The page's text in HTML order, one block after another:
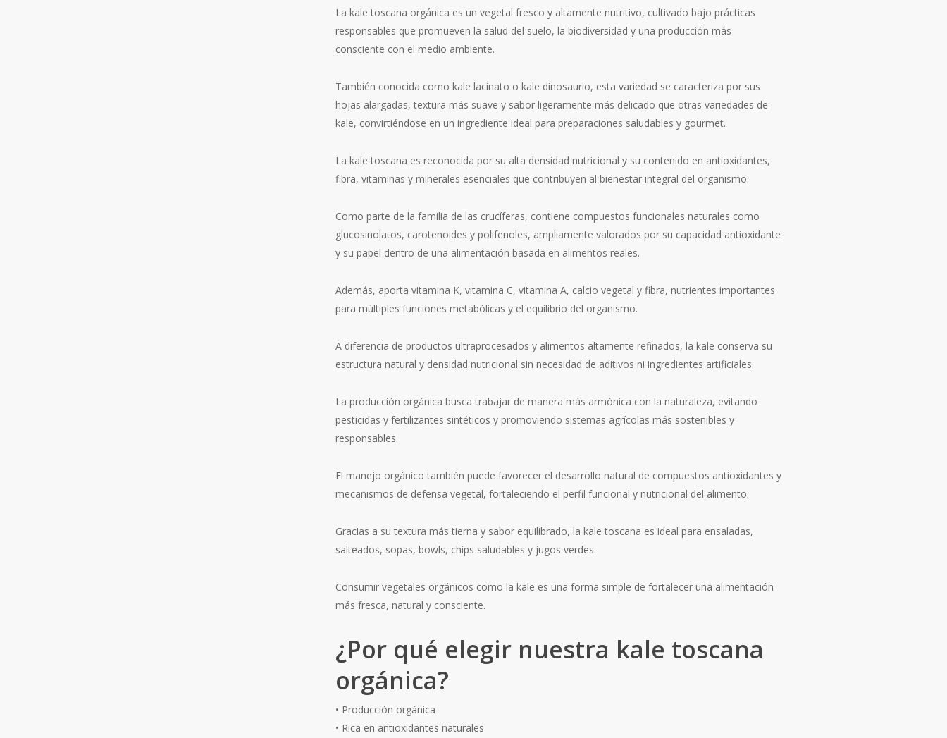
La kale toscana orgánica es un vegetal fresco y altamente nutritivo, cultivado bajo prácticas
responsables que promueven la salud del suelo, la biodiversidad y una producción más
consciente con el medio ambiente.
También conocida como kale lacinato o kale dinosaurio, esta variedad se caracteriza por sus
hojas alargadas, textura más suave y sabor ligeramente más delicado que otras variedades de
kale, convirtiéndose en un ingrediente ideal para preparaciones saludables y gourmet.
La kale toscana es reconocida por su alta densidad nutricional y su contenido en antioxidantes,
fibra, vitaminas y minerales esenciales que contribuyen al bienestar integral del organismo.
Como parte de la familia de las crucíferas, contiene compuestos funcionales naturales como
glucosinolatos, carotenoides y polifenoles, ampliamente valorados por su capacidad antioxidante
y su papel dentro de una alimentación basada en alimentos reales.
Además, aporta vitamina K, vitamina C, vitamina A, calcio vegetal y fibra, nutrientes importantes
para múltiples funciones metabólicas y el equilibrio del organismo.
A diferencia de productos ultraprocesados y alimentos altamente refinados, la kale conserva su
estructura natural y densidad nutricional sin necesidad de aditivos ni ingredientes artificiales.
La producción orgánica busca trabajar de manera más armónica con la naturaleza, evitando
pesticidas y fertilizantes sintéticos y promoviendo sistemas agrícolas más sostenibles y
responsables.
El manejo orgánico también puede favorecer el desarrollo natural de compuestos antioxidantes y
mecanismos de defensa vegetal, fortaleciendo el perfil funcional y nutricional del alimento.
Gracias a su textura más tierna y sabor equilibrado, la kale toscana es ideal para ensaladas,
salteados, sopas, bowls, chips saludables y jugos verdes.
Consumir vegetales orgánicos como la kale es una forma simple de fortalecer una alimentación
más fresca, natural y consciente.
¿Por qué elegir nuestra kale toscana
orgánica?
• Producción orgánica
• Rica en antioxidantes naturales